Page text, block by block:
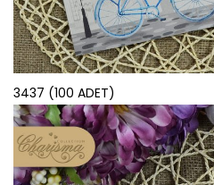
3437 (100 ADET)